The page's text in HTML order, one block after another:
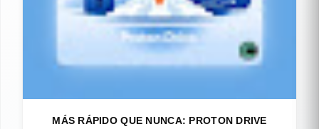
MÁS RÁPIDO QUE NUNCA: PROTON DRIVE